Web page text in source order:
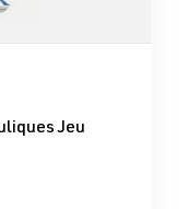
Jeu